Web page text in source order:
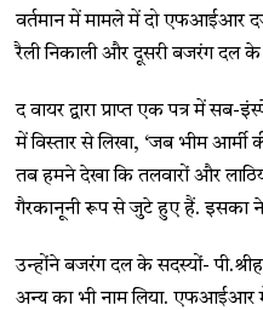
वर्तमान में मामले में दो एफआईआर
रैली निकाली और दूसरी बजरंग दल
द वायर द्वारा प्राप्त एक पत्र में
में विस्तार से लिखा, ‘जब भीम आर्मी
तब हमने देखा कि तलवारों और
गैरकानूनी रूप से जुटे हुए हैं. इसका
उन्होंने बजरंग दल के सदस्यों-
अन्य का भी नाम लिया.